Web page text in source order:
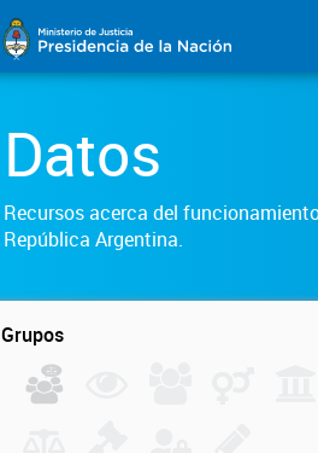
Datos
Recursos acerca del
República Argentina.
Grupos